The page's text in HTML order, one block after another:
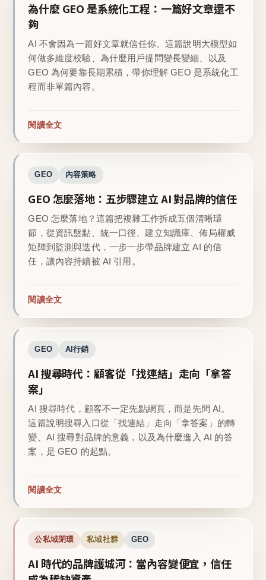
為什麼 GEO 是系統化工程：一篇好文章還不
夠
AI 不會因為一篇好文章就信任你。這篇說明大模型如
何做多維度校驗、為什麼用戶提問變長變細、以及
GEO 為何要靠長期累積，帶你理解 GEO 是系統化工
程而非單篇內容。
閱讀全文
GEO 內容策略
GEO 怎麼落地：五步驟建立 AI 對品牌的信任
GEO 怎麼落地？這篇把複雜工作拆成五個清晰環
節，從資訊盤點、統一口徑、建立知識庫、佈局權威
矩陣到監測與迭代，一步一步帶品牌建立 AI 的信
任，讓內容持續被 AI 引用。
閱讀全文
GEO AI行銷
AI 搜尋時代：顧客從「找連結」走向「拿答
案」
AI 搜尋時代，顧客不一定先點網頁，而是先問 AI。
這篇說明搜尋入口從「找連結」走向「拿答案」的轉
變、AI 搜尋對品牌的意義，以及為什麼進入 AI 的答
案，是 GEO 的起點。
閱讀全文
公私域閉環 私域社群 GEO
AI 時代的品牌護城河：當內容變便宜，信任